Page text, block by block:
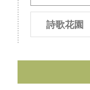
詩歌花園